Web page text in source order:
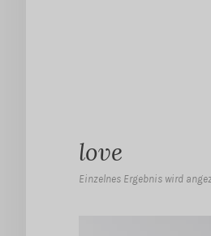
love
Einzelnes Ergebnis wird